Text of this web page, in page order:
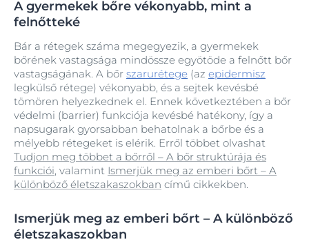
A gyermekek bőre vékonyabb, mint a
felnőtteké
Bár a rétegek száma megegyezik, a gyermekek
bőrének vastagsága mindössze egyötöde a felnőtt bőr
vastagságának. A bőr szarurétege (az epidermisz
legkülső rétege) vékonyabb, és a sejtek kevésbé
tömören helyezkednek el. Ennek következtében a bőr
védelmi (barrier) funkciója kevésbé hatékony, így a
napsugarak gyorsabban behatolnak a bőrbe és a
mélyebb rétegeket is elérik. Erről többet olvashat
Tudjon meg többet a bőrről – A bőr struktúrája és
funkciói, valamint Ismerjük meg az emberi bőrt – A
különböző életszakaszokban című cikkekben.
Ismerjük meg az emberi bőrt – A különböző
életszakaszokban